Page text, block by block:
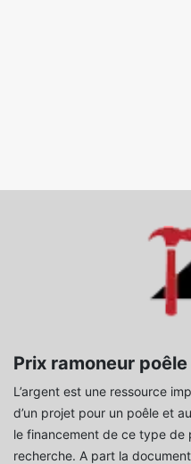
Prix ramoneur
L’argent est une ressource
d’un projet pour un poêle et
le financement de ce type de
recherche. A part la